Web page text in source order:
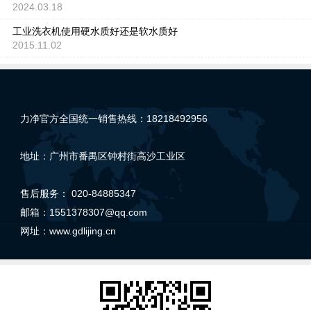
2024.03.18
工业洗衣机使用硬水质好还是软水质好
2015.11.02
力净官方全国统一销售热线：18218492956
地址：广州市番禺区钟村街高沙工业区
售后服务： 020-84885347
邮箱：1551378307@qq.com
网址： www.gdlijing.cn